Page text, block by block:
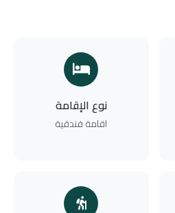
نوع الإقامة
اقامة فندقية